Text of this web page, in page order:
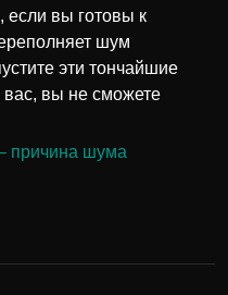
если вы готовы к
шум
эти тончайшие
вас, вы не сможете
причина шума